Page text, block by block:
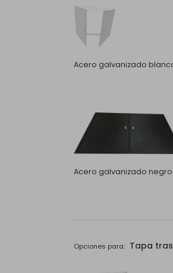
Acero galvanizado
Acero galvanizado negro
Opciones para: Tapa